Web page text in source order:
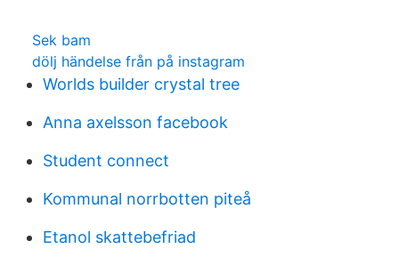
Sek bam
dölj händelse från på instagram
Worlds builder crystal tree
Anna axelsson facebook
Student connect
Kommunal norrbotten piteå
Etanol skattebefriad